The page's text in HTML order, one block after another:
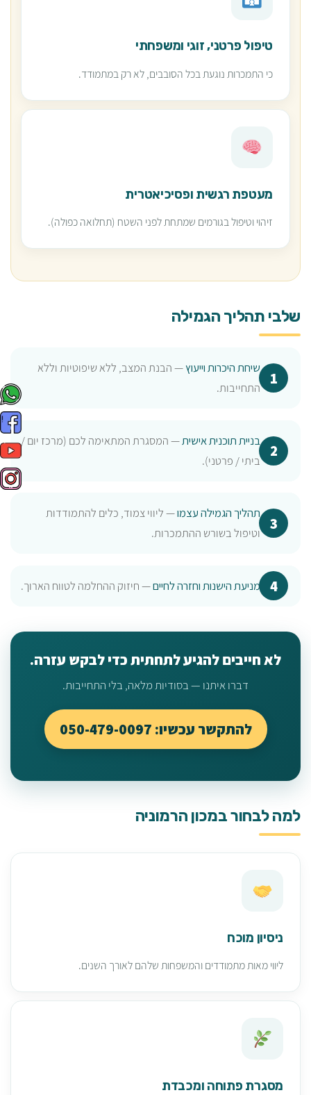
טיפול פרטני, זוגי ומשפחתי
כי התמכרות נוגעת בכל הסובבים, לא רק במתמודד.
מעטפת רגשית ופסיכיאטרית
זיהוי וטיפול בגורמים שמתחת לפני השטח (תחלואה כפולה).
שלבי תהליך הגמילה
שיחת היכרות וייעוץ— הבנת המצב, ללא שיפוטיות וללא
התחייבות.
בניית תוכנית אישית— המסגרת המתאימה לכם (מרכז יום /
ביתי / פרטני).
תהליך הגמילה עצמו— ליווי צמוד, כלים להתמודדות
וטיפול בשורש ההתמכרות.
מניעת הישנות וחזרה לחיים— חיזוק ההחלמה לטווח הארוך.
לא חייבים להגיע לתחתית כדי לבקש עזרה.
דברו איתנו — בסודיות מלאה, בלי התחייבות.
להתקשר עכשיו: 050-479-0097
למה לבחור במכון הרמוניה
ניסיון מוכח
ליווי מאות מתמודדים והמשפחות שלהם לאורך השנים.
מסגרת פתוחה ומכבדת